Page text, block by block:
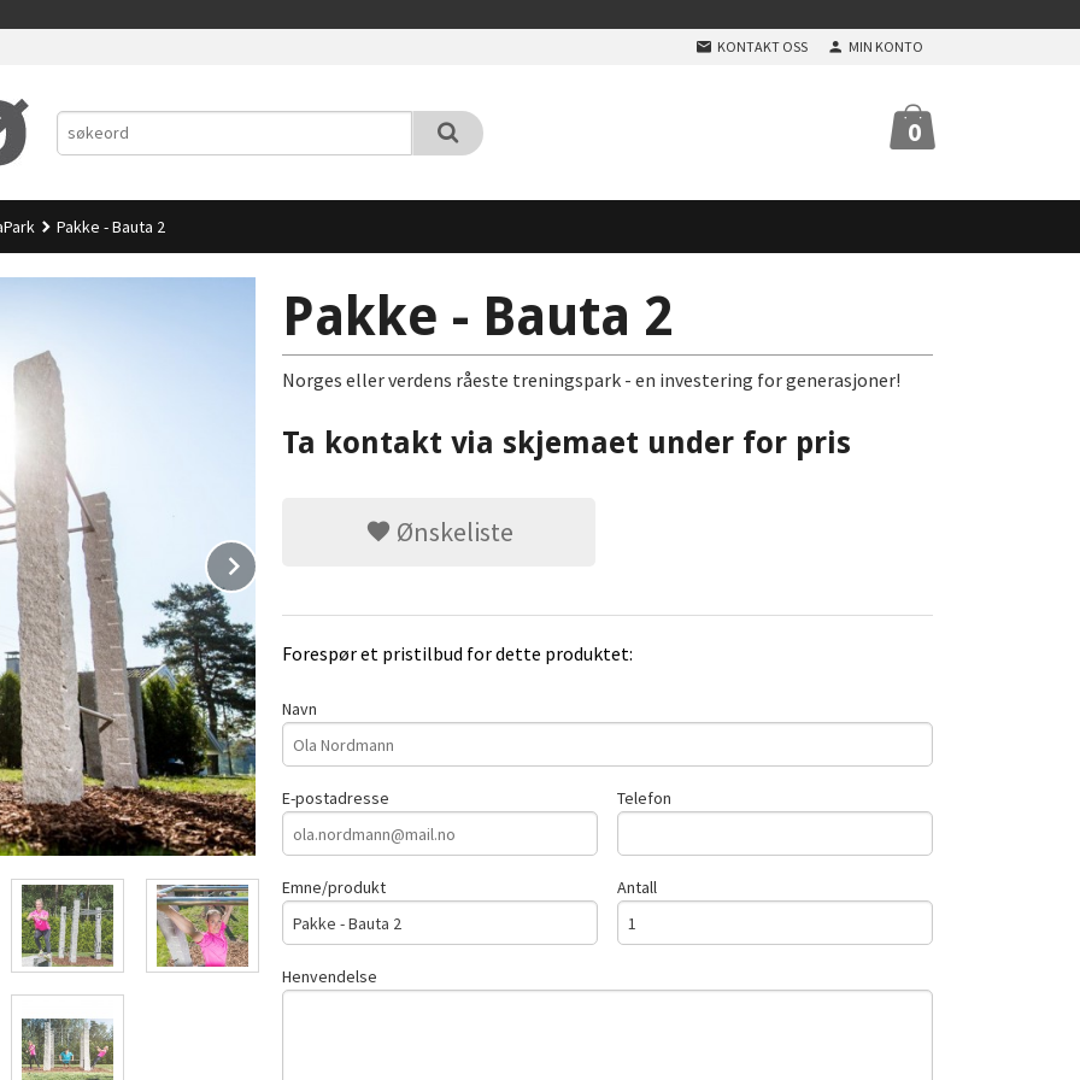
KONTAKT OSS MIN KONTO
0
Pakke - Bauta 2
Pakke - Bauta 2
Norges eller verdens råeste treningspark - en investering for generasjoner!
Ta kontakt via skjemaet under for pris
Ønskeliste
Forespør et pristilbud for dette produktet:
Navn
E-postadresse Telefon
Emne/produkt Antall
Henvendelse